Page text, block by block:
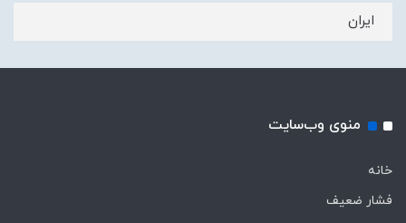
ایران
منوی وب‌سایت
خانه
فشار ضعیف